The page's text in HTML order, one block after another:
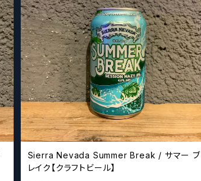
Sierra Nevada Summer Break / サマー ブ
レイク【クラフトビール】